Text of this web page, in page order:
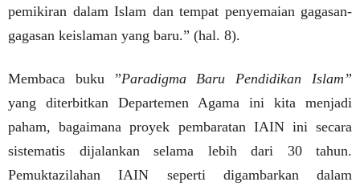
pemikiran dalam Islam dan tempat penyemaian gagasan-
gagasan keislaman yang baru.” (hal. 8).
Membaca buku ”Paradigma Baru Pendidikan Islam”
yang diterbitkan Departemen Agama ini kita menjadi
paham, bagaimana proyek pembaratan IAIN ini secara
sistematis dijalankan selama lebih dari 30 tahun.
Pemuktazilahan IAIN seperti digambarkan dalam